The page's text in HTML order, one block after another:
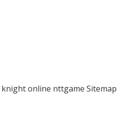
knight online nttgame Sitemap